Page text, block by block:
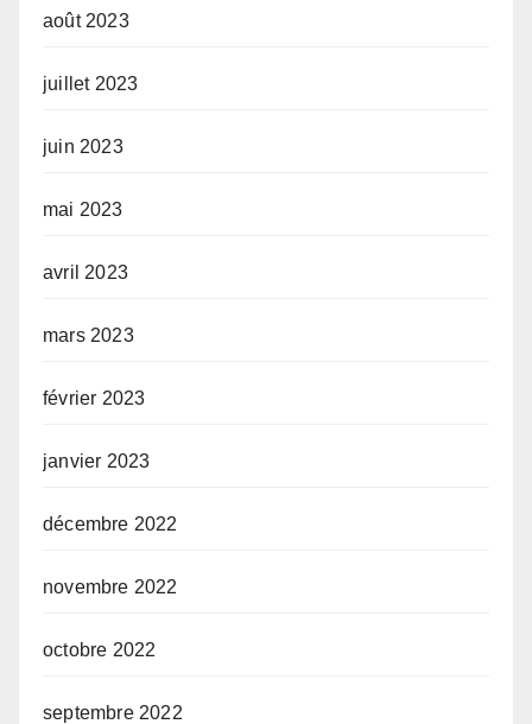
août 2023
juillet 2023
juin 2023
mai 2023
avril 2023
mars 2023
février 2023
janvier 2023
décembre 2022
novembre 2022
octobre 2022
septembre 2022